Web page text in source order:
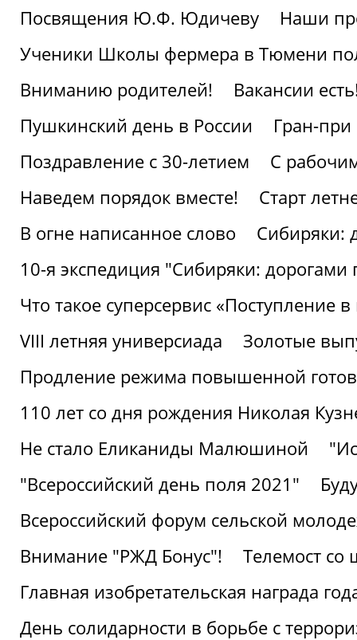
Посвящения Ю.Ф. Юдичеву
Наши
Ученики Школы фермера в Тюмени
Вниманию родителей!
Вакансии
Пушкинский день в России
Гран-
Поздравление с 30-летием
С
Наведем порядок вместе!
Старт
В огне написанное слово
Сибиряки:
10-я экспедиция "Сибиряки: дорогами
Что такое суперсервис «Поступление
VIII летняя универсиада
Золотые
Продление режима повышенной
110 лет со дня рождения Николая
Не стало Еликаниды Малюшиной
"Всероссийский день поля 2021"
Всероссийский форум сельской
Внимание "РЖД Бонус"!
Телемост
Главная изобретательская награда
День солидарности в борьбе с